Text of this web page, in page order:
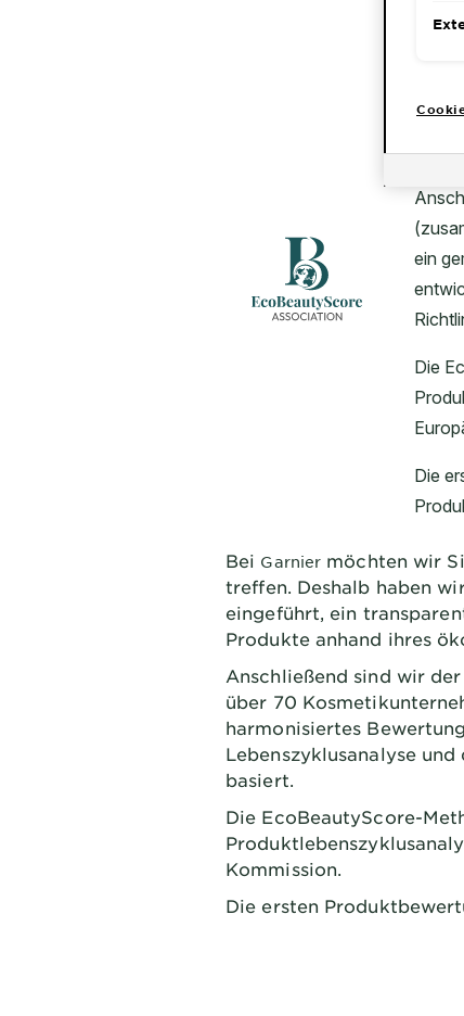
Bei Garnier möchten wir
treffen. Deshalb haben
eingeführt, ein
Produkte anhand ihres
Anschließend sind wir
über 70
harmonisiertes
Lebenszyklusanalyse
basiert.
Die EcoBeautyScore-
Kommission.
Die ersten